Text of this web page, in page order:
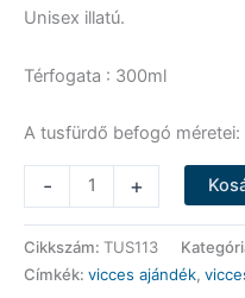
Unisex illatú.
Térfogata : 300ml
A tusfürdő befogó méretei:
-
Tusfürdő
-
Feszültség
Oldó
+
Cikkszám: TUS113
Címkék: vicces ajándék,